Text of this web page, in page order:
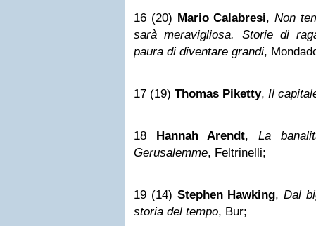
16 (20) Mario Calabresi,Non
sarà meravigliosa. Storie di
paura di diventare grandi,
17 (19) Thomas Piketty, Il
18 Hannah Arendt, La
Gerusalemme, Feltrinelli;
19 (14) Stephen Hawking,Dal
storia del tempo, Bur;